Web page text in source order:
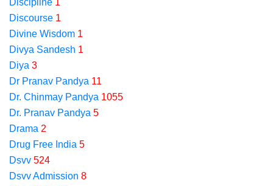
Discipline 1
Discourse 1
Divine Wisdom 1
Divya Sandesh 1
Diya 3
Dr Pranav Pandya 11
Dr. Chinmay Pandya 1055
Dr. Pranav Pandya 5
Drama 2
Drug Free India 5
Dsvv 524
Dsvv Admission 8